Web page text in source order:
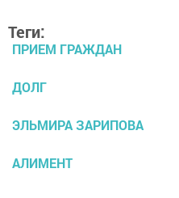
Теги:
ПРИЕМ ГРАЖДАН
ДОЛГ
ЭЛЬМИРА ЗАРИПОВА
АЛИМЕНТ